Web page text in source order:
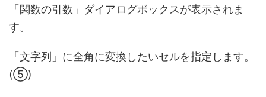
「関数の引数」ダイアログボックスが表示されま
す。
「文字列」に全角に変換したいセルを指定します。
(⑤)